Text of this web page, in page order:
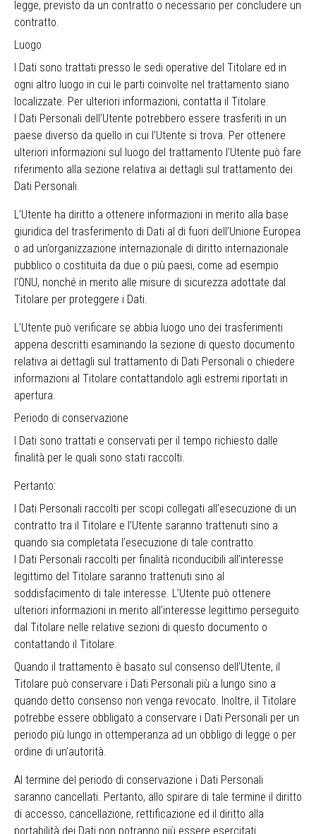
legge, previsto da un contratto o necessario per concludere un
contratto.
Luogo
I Dati sono trattati presso le sedi operative del Titolare ed in
ogni altro luogo in cui le parti coinvolte nel trattamento siano
localizzate. Per ulteriori informazioni, contatta il Titolare.
I Dati Personali dell’Utente potrebbero essere trasferiti in un
paese diverso da quello in cui l’Utente si trova. Per ottenere
ulteriori informazioni sul luogo del trattamento l’Utente può fare
riferimento alla sezione relativa ai dettagli sul trattamento dei
Dati Personali.
L’Utente ha diritto a ottenere informazioni in merito alla base
giuridica del trasferimento di Dati al di fuori dell’Unione Europea
o ad un’organizzazione internazionale di diritto internazionale
pubblico o costituita da due o più paesi, come ad esempio
l’ONU, nonché in merito alle misure di sicurezza adottate dal
Titolare per proteggere i Dati.
L’Utente può verificare se abbia luogo uno dei trasferimenti
appena descritti esaminando la sezione di questo documento
relativa ai dettagli sul trattamento di Dati Personali o chiedere
informazioni al Titolare contattandolo agli estremi riportati in
apertura.
Periodo di conservazione
I Dati sono trattati e conservati per il tempo richiesto dalle
finalità per le quali sono stati raccolti.
Pertanto:
I Dati Personali raccolti per scopi collegati all’esecuzione di un
contratto tra il Titolare e l’Utente saranno trattenuti sino a
quando sia completata l’esecuzione di tale contratto.
I Dati Personali raccolti per finalità riconducibili all’interesse
legittimo del Titolare saranno trattenuti sino al
soddisfacimento di tale interesse. L’Utente può ottenere
ulteriori informazioni in merito all’interesse legittimo perseguito
dal Titolare nelle relative sezioni di questo documento o
contattando il Titolare.
Quando il trattamento è basato sul consenso dell’Utente, il
Titolare può conservare i Dati Personali più a lungo sino a
quando detto consenso non venga revocato. Inoltre, il Titolare
potrebbe essere obbligato a conservare i Dati Personali per un
periodo più lungo in ottemperanza ad un obbligo di legge o per
ordine di un’autorità.
Al termine del periodo di conservazione i Dati Personali
saranno cancellati. Pertanto, allo spirare di tale termine il diritto
di accesso, cancellazione, rettificazione ed il diritto alla
portabilità dei Dati non potranno più essere esercitati.